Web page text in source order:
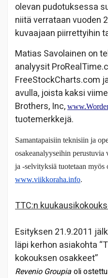
olevan pudotuksessa
niitä verrataan vuoden
kuvaajaan piirrettyihin
Matias Savolainen on
analyysit
FreeStockCharts.com
avulla, joista kaksi
Brothers, Inc,
tuotemerkkejä.
Samantapaisiin teknisiin ja
osakeanalyyseihin
ja -selvityksiä tuotetaan myös
www.viikkoraha.info.
TTC:n
Esityksen 21.9.2011
läpi kerhon asiakohta
kokouksen osakkeet”
Revenio Groupia oli